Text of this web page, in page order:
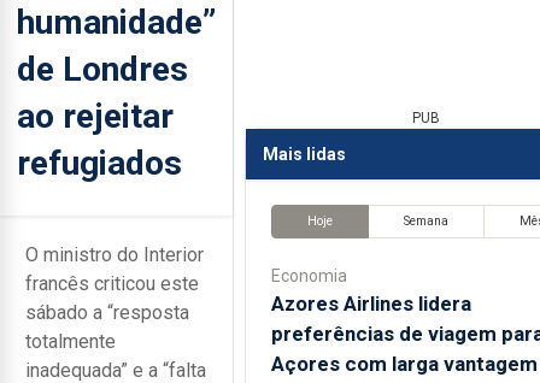
humanidade”
de Londres
ao rejeitar
refugiados
O ministro do Interior
francês criticou este
sábado a “resposta
totalmente
inadequada” e a “falta
PUB
Mais lidas
Hoje Semana
Economia
Azores Airlines lidera
preferências de viagem
Açores com larga vantagem